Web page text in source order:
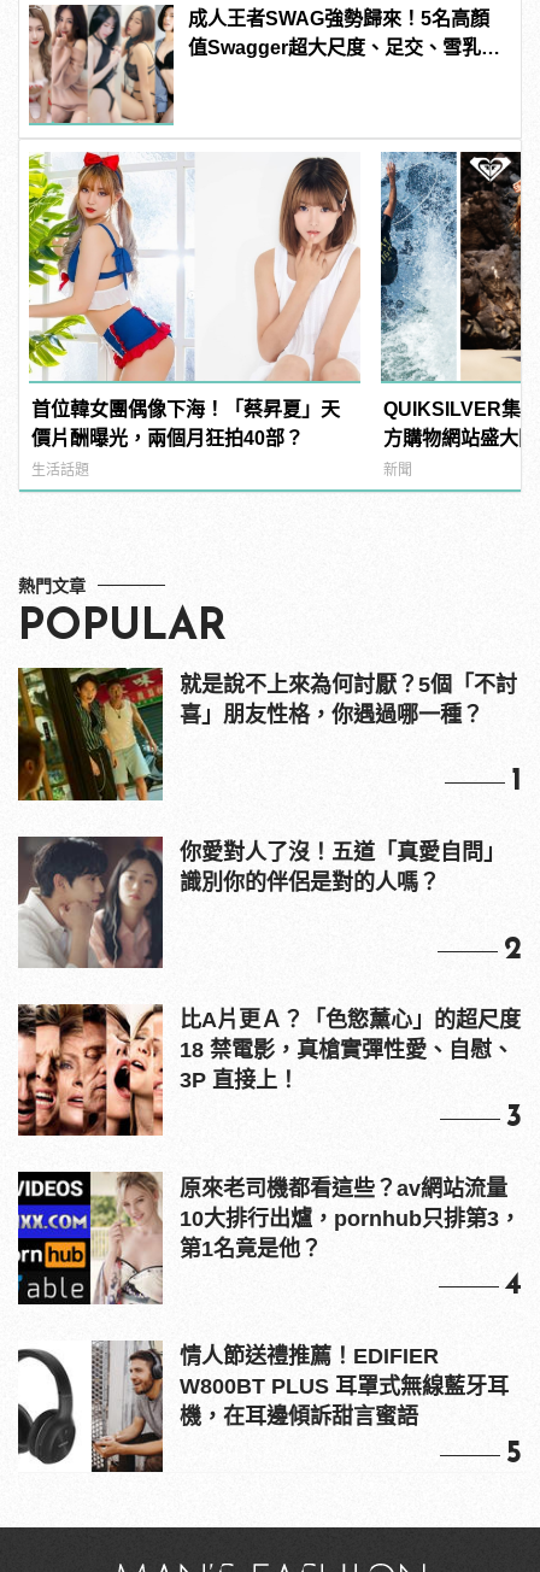
成人王者SWAG強勢歸來！5名高顏
值Swagger超大尺度、足交、雪乳、
首位韓女團偶像下海！「蔡昇夏」天
價片酬曝光，兩個月狂拍40部？
生活話題
QUIKSILVER集
方購物網站盛大
新聞
熱門文章
POPULAR
就是說不上來為何討厭？5個「不討
喜」朋友性格，你遇過哪一種？
1
你愛對人了沒！五道「真愛自問」
識別你的伴侶是對的人嗎？
2
比A片更Ａ？「色慾薰心」的超尺度
18 禁電影，真槍實彈性愛、自慰、
3P 直接上！
3
原來老司機都看這些？av網站流量
10大排行出爐，pornhub只排第3，
第1名竟是他？
4
情人節送禮推薦！EDIFIER
W800BT PLUS 耳罩式無線藍牙耳
機，在耳邊傾訴甜言蜜語
5